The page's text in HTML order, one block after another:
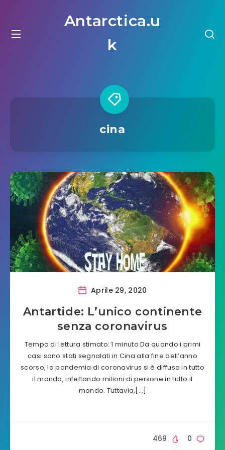
Antarctica.u
k
cina
Aprile 29, 2020
Antartide: L’unico continente
senza coronavirus
Tempo di lettura stimato: 1 minuto Da quando i primi
casi sono stati segnalati in Cina alla fine dell’anno
scorso, la pandemia di coronavirus si è diffusa in tutto
il mondo, infettando milioni di persone in tutto il
mondo. Tuttavia,[…]
0
469